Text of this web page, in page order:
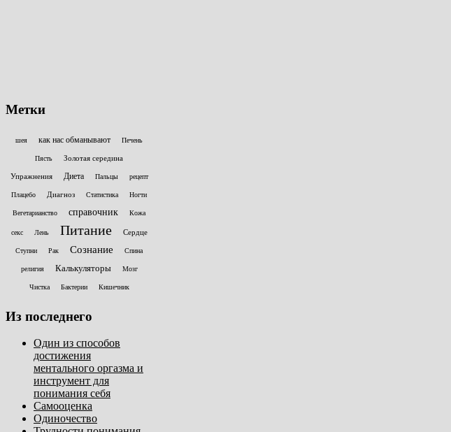
Метки
шея как нас обманывают Печень
Пясть Золотая середина
Упражнения Диета Пальцы рецепт
Плацебо Диагноз Статистика Ногти
Вегетарианство справочник Кожа
секс Лень Питание Сердце
Ступни Рак Сознание Спина
религия Калькуляторы Мозг
Чистка Бактерии Кишечник
Из последнего
Один из способов
достижения
ментального оргазма и
инструмент для
понимания себя
Самооценка
Одиночество